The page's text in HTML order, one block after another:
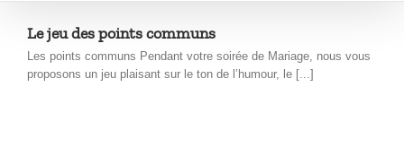
Le jeu des points communs
Les points communs Pendant votre soirée de Mariage, nous vous
proposons un jeu plaisant sur le ton de l’humour, le [...]